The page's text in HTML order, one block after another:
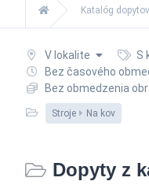
Katalóg dopytov
V lokalite
S
Bez časového
Bez obmedzenia
Stroje Na kov
Dopyty z